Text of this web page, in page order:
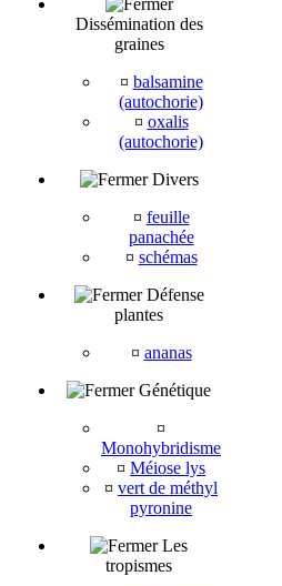
Dissémination des
graines
¤ balsamine
(autochorie)
¤ oxalis
(autochorie)
Divers
¤ feuille
panachée
¤ schémas
Défense
plantes
¤ ananas
Génétique
¤
Monohybridisme
¤ Méiose lys
¤ vert de méthyl
pyronine
Les
tropismes